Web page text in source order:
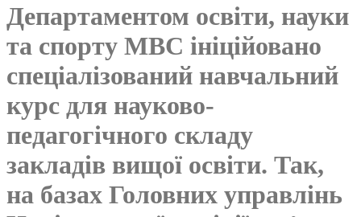
Департаментом освіти, науки
та спорту МВС ініційовано
спеціалізований навчальний
курс для науково-
педагогічного складу
закладів вищої освіти. Так,
на базах Головних управлінь